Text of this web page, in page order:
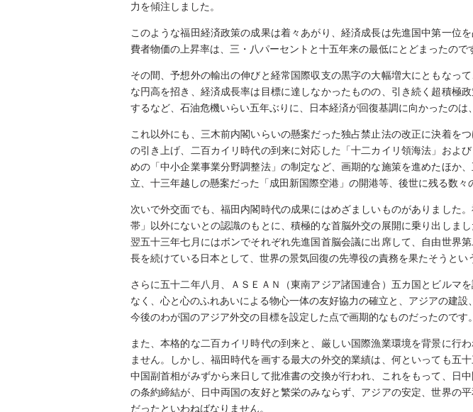
力を傾注しました。
このような福田経済政策の成果は着々あがり、経済成長は先進国中第一位
費者物価の上昇率は、三・八パーセントと十五年来の最低にとどまったので
その間、予想外の輸出の伸びと経常国際収支の黒字の大幅増大にともなっ
な円高を招き、経済成長率は目標に達しなかったものの、引き続く超積極
するなど、石油危機いらい五年ぶりに、日本経済が回復基調に向かったのは
これ以外にも、三木前内閣いらいの懸案だった独占禁止法の改正に決着を
の引き上げ、二百カイリ時代の到来に対応した「十二カイリ領海法」およ
めの「中小企業事業分野調整法」の制定など、画期的な施策を進めたほか
立、十三年越しの懸案だった「成田新国際空港」の開港等、後世に残る数々
次いで外交面でも、福田内閣時代の成果にはめざましいものがありました
帯」以外にないとの認識のもとに、積極的な首脳外交の展開に乗り出しま
翌五十三年七月にはボンでそれぞれ先進国首脳会議に出席して、自由世界
長を続けている日本として、世界の景気回復の先導役の責務を果たそうと
さらに五十二年八月、ＡＳＥＡＮ（東南アジア諸国連合）五カ国とビルマ
なく、心と心のふれあいによる物心一体の友好協力の確立と、アジアの建
今後のわが国のアジア外交の目標を設定した点で画期的なものだったのです。
また、本格的な二百カイリ時代の到来と、厳しい国際漁業環境を背景に行
ません。しかし、福田時代を画する最大の外交的業績は、何といっても五
中国副首相がみずから来日して批准書の交換が行われ、これをもって、日
の条約締結が、日中両国の友好と繁栄のみならず、アジアの安定、世界の
だったといわねばなりません。